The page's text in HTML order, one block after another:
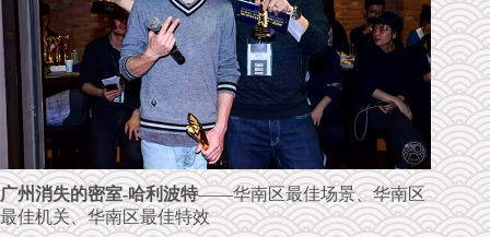
广州消失的密室-哈利波特——华南区最佳场景、华南区
最佳机关、华南区最佳特效